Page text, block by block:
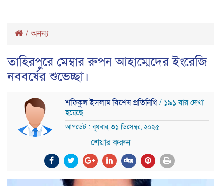
/অনন্য
তাহিরপুরে মেম্বার রুপন আহাম্মেদের ইংরেজি
নববর্ষের শুভেচ্ছা।
শফিকুল ইসলাম বিশেষ প্রতিনিধি/ ১৯১ বার দেখা
হয়েছে
আপডেট : বুধবার, ৩১ ডিসেম্বর, ২০২৫
শেয়ার করুন